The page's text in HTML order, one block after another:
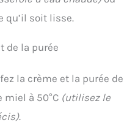
qu’il soit lisse.
de la purée
la crème et la purée de
à 50°C (utilisez le
.